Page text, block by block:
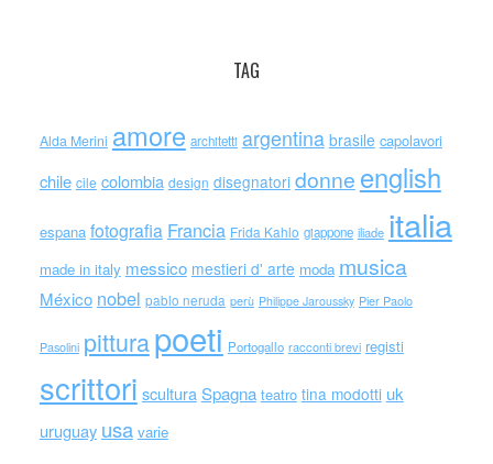
TAG
Alda Merini amore architetti argentina brasile capolavori
chile cile colombia design disegnatori donne english
espana fotografia Francia Frida Kahlo giappone iliade italia
made in italy messico mestieri d' arte moda musica
México nobel pablo neruda perù Philippe Jaroussky Pier Paolo
Pasolini pitturapoeti Portogallo racconti brevi registi
scrittori scultura Spagna teatro tina modotti uk
uruguay usa varie